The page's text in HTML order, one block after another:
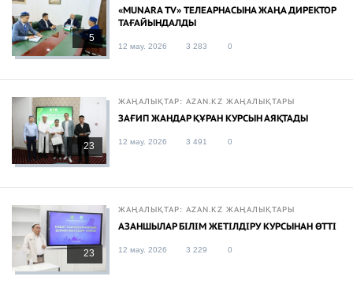
5
«MUNARA TV» ТЕЛЕАРНАСЫНА ЖАҢА ДИРЕКТОР
ТАҒАЙЫНДАЛДЫ
12 мау. 2026 3 283 0
23
ЖАҢАЛЫҚТАР: AZAN.KZ ЖАҢАЛЫҚТАРЫ
ЗАҒИП ЖАНДАР ҚҰРАН КУРСЫН АЯҚТАДЫ
12 мау. 2026 3 491 0
23
ЖАҢАЛЫҚТАР: AZAN.KZ ЖАҢАЛЫҚТАРЫ
АЗАНШЫЛАР БІЛІМ ЖЕТІЛДІРУ КУРСЫНАН ӨТТІ
12 мау. 2026 3 229 0